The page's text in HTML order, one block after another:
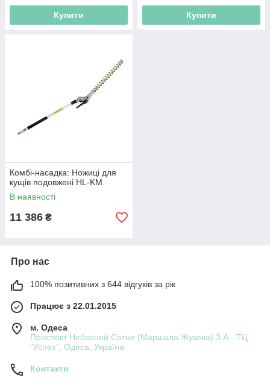
Купити Купити
Комбі-насадка: Ножиці для
кущів подовжені HL-KM
В наявності
11 386 ₴
Про нас
100% позитивних з 644 відгуків за рік
Працює з 22.01.2015
м. Одеса
Проспект Небесной Сотни (Маршала Жукова) 3 А - ТЦ
"Успех", Одеса, Україна
Контакти